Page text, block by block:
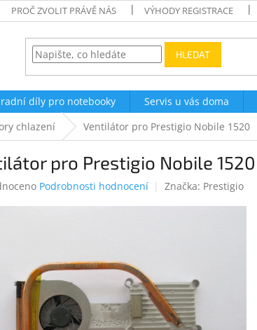
PROČ ZVOLIT PRÁVĚ NÁS VÝHODY REGISTRACE
HLEDAT
díly pro notebooky Servis u vás doma
chlazení Ventilátor pro Prestigio Nobile 1520
pro Prestigio Nobile 1520
Podrobnosti hodnocení Značka: Prestigio